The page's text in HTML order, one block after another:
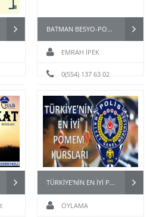
BATMAN BESYO-POMEM HAZIRLIK KURSU
EMRAH İPEK
0(554) 137 63 02
TÜRKİYE'NİN EN İYİ POMEM KURSLARI
OYLAMA